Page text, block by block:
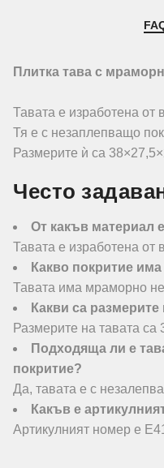
Плитка тава с
Тавата е изработена от
Тя е с незаплепващо
Размерите ѝ са
Често
От какъв материал
Тавата е изработена от
Какво покритие има
Тавата има мраморно
Какви са размерите
Размерите на тавата са
Подходяща ли е
покритие?
Да, тавата е с
Какъв е
Артикулният номер е